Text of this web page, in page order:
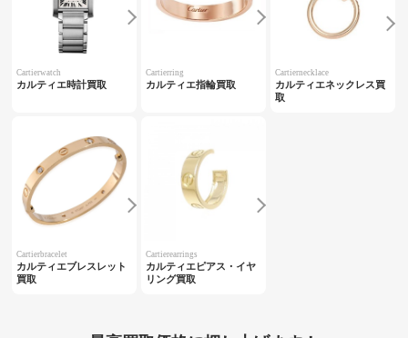
Cartierwatch
カルティエ時計買取
Cartierring
カルティエ指輪買取
Cartiernecklace
カルティエネックレス買
取
Cartierbracelet
カルティエブレスレット
買取
Cartierearrings
カルティエピアス・イヤ
リング買取